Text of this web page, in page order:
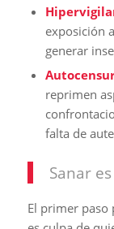
exposición
generar
reprimen
falta de
Sanar
El primer paso